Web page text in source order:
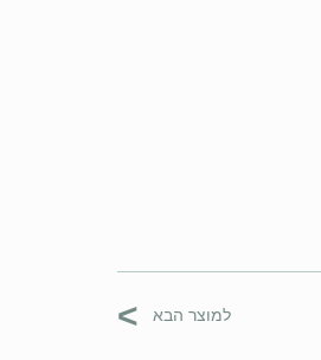
למוצר הבא >